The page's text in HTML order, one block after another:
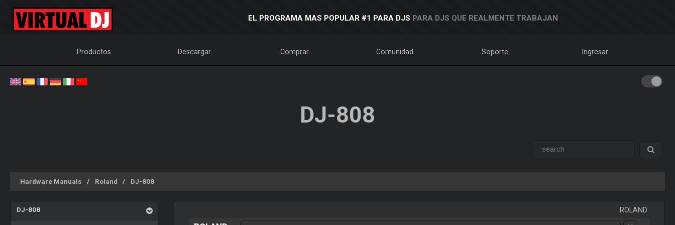
EL PROGRAMA MAS POPULAR #1 PARA DJS PARA DJS QUE REALMENTE TRABAJAN
Productos Descargar Comprar Comunidad Soporte Ingresar
DJ-808
Hardware Manuals Roland DJ-808
DJ-808 ROLAND